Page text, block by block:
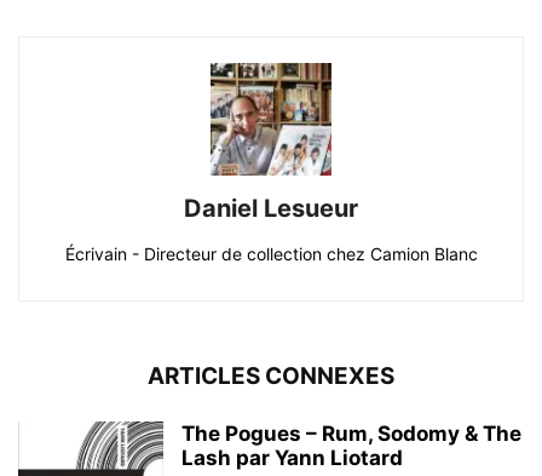
Daniel Lesueur
Écrivain - Directeur de collection chez Camion Blanc
ARTICLES CONNEXES
The Pogues – Rum, Sodomy & The
Lash par Yann Liotard